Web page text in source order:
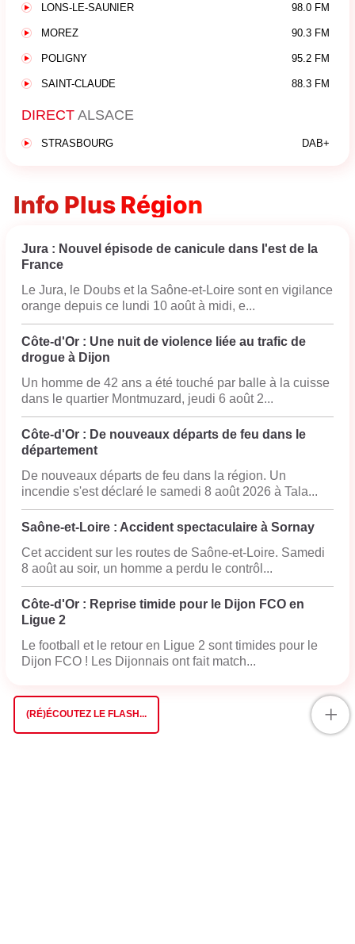
LONS-LE-SAUNIER 98.0 FM
MOREZ 90.3 FM
POLIGNY 95.2 FM
SAINT-CLAUDE 88.3 FM
DIRECT ALSACE
STRASBOURG DAB+
Info Plus Région
Jura : Nouvel épisode de canicule dans l'est de la
France
Le Jura, le Doubs et la Saône-et-Loire sont en vigilance
orange depuis ce lundi 10 août à midi, e...
Côte-d'Or : Une nuit de violence liée au trafic de
drogue à Dijon
Un homme de 42 ans a été touché par balle à la cuisse
dans le quartier Montmuzard, jeudi 6 août 2...
Côte-d'Or : De nouveaux départs de feu dans le
département
De nouveaux départs de feu dans la région. Un
incendie s'est déclaré le samedi 8 août 2026 à Tala...
Saône-et-Loire : Accident spectaculaire à Sornay
Cet accident sur les routes de Saône-et-Loire. Samedi
8 août au soir, un homme a perdu le contrôl...
Côte-d'Or : Reprise timide pour le Dijon FCO en
Ligue 2
Le football et le retour en Ligue 2 sont timides pour le
Dijon FCO ! Les Dijonnais ont fait match...
(RÉ)ÉCOUTEZ LE FLASH... +